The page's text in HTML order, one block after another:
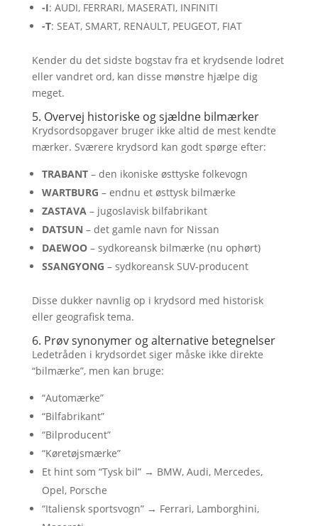
-I: AUDI, FERRARI, MASERATI, INFINITI
-T: SEAT, SMART, RENAULT, PEUGEOT, FIAT
Kender du det sidste bogstav fra et krydsende lodret
eller vandret ord, kan disse mønstre hjælpe dig
meget.
5. Overvej historiske og sjældne bilmærker
Krydsordsopgaver bruger ikke altid de mest kendte
mærker. Sværere krydsord kan godt spørge efter:
TRABANT– den ikoniske østtyske folkevogn
WARTBURG – endnu et østtysk bilmærke
ZASTAVA– jugoslavisk bilfabrikant
DATSUN – det gamle navn for Nissan
DAEWOO– sydkoreansk bilmærke (nu ophørt)
SSANGYONG – sydkoreansk SUV-producent
Disse dukker navnlig op i krydsord med historisk
eller geografisk tema.
6. Prøv synonymer og alternative betegnelser
Ledetråden i krydsordet siger måske ikke direkte
“bilmærke”, men kan bruge:
“Automærke”
“Bilfabrikant”
“Bilproducent”
“Køretøjsmærke”
Et hint som “Tysk bil” → BMW, Audi, Mercedes,
Opel, Porsche
“Italiensk sportsvogn” → Ferrari, Lamborghini,